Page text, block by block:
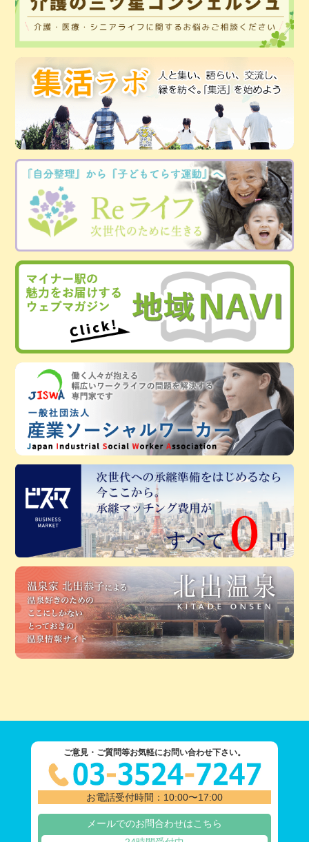
ご意見・ご質問等お気軽にお問い合わせ下さい。
お電話受付時間：10:00〜17:00
メールでのお問合わせはこちら